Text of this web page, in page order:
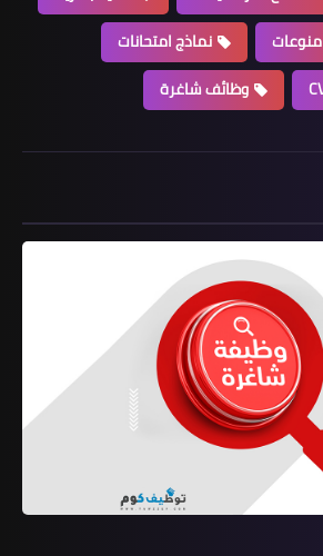
منوعات
نماذج امتحانات
وظائف شاغرة